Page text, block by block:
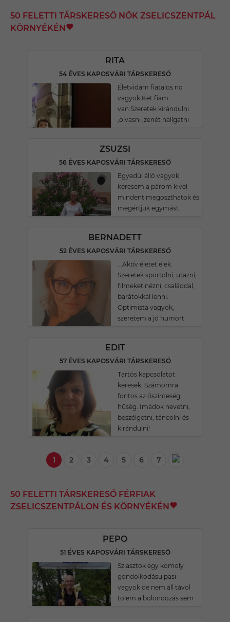
50 FELETTI TÁRSKERESŐ NŐK ZSELICSZENTPÁL
KÖRNYÉKÉN
RITA
54 ÉVES KAPOSVÁRI TÁRSKERESŐ
Életvidám fiatalos no
vagyok.Ket fiam
van.Szeretek kirándulni
,olvasni ,zenét hallgatni
ZSUZSI
56 ÉVES KAPOSVÁRI TÁRSKERESŐ
Egyedül álló vagyok
keresem a párom kivel
mindent megoszthatok és
megértjük egymást.
BERNADETT
52 ÉVES KAPOSVÁRI TÁRSKERESŐ
...Aktív életet élek.
Szeretek sportolni, utazni,
filmeket nézni, családdal,
barátokkal lenni.
Optimista vagyok,
szeretem a jó humort.
EDIT
57 ÉVES KAPOSVÁRI TÁRSKERESŐ
Tartós kapcsolatot
keresek. Számomra
fontos az őszinteség,
hűség. Imádok nevetni,
beszélgetni, táncolni és
kirándulni!
1 2 3 4 5 6 7
50 FELETTI TÁRSKERESŐ FÉRFIAK
ZSELICSZENTPÁLON ÉS KÖRNYÉKÉN
PEPO
51 ÉVES KAPOSVÁRI TÁRSKERESŐ
Sziasztok egy komoly
gondolkodásu pasi
vagyok de nem áll távol
tölem a bolondozás sem